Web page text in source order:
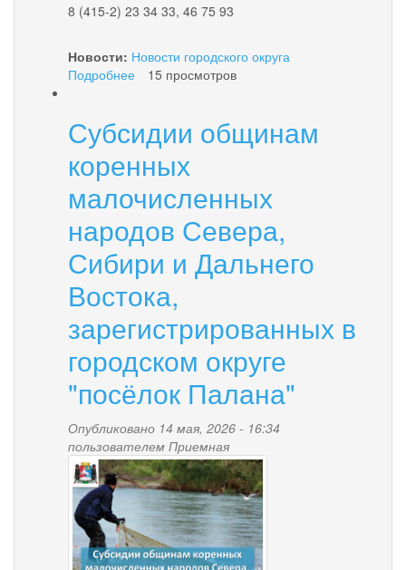
8 (415-2) 23 34 33, 46 75 93
Новости: Новости городского округа
Подробнее
по
Камчатскому
краю
ФБУЗ
гигиены
и
эпидемиологии
в
Камчатском
крае"
информирует
15 просмотров
Субсидии общинам
коренных
малочисленных
народов Севера,
Сибири и Дальнего
Востока,
зарегистрированных в
городском округе
"посёлок Палана"
Опубликовано 14 мая, 2026 - 16:34
пользователем Приемная